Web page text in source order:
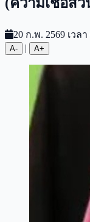
20 ก.พ. 2569 เวลา
A- | A+